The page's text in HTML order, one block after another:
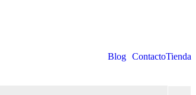
Blog ContactoTienda